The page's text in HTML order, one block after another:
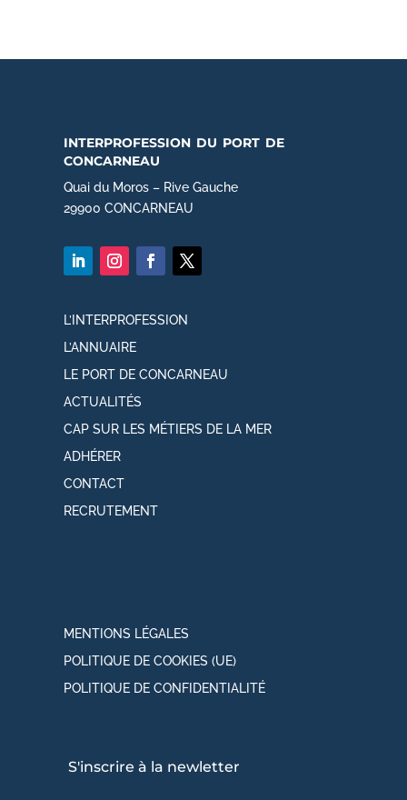
interprofession du port de
concarneau
Quai du Moros – Rive Gauche
29900 CONCARNEAU
L’INTERPROFESSION
L’ANNUAIRE
LE PORT DE CONCARNEAU
ACTUALITÉS
CAP SUR LES MÉTIERS DE LA MER
ADHÉRER
CONTACT
RECRUTEMENT
MENTIONS LÉGALES
POLITIQUE DE COOKIES (UE)
POLITIQUE DE CONFIDENTIALITÉ
S'inscrire à la newletter